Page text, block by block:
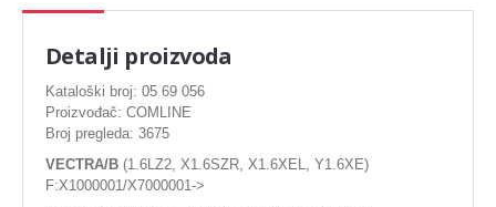
Dihtung kartera
Dihtung komplet
Detalji proizvoda
Kataloški broj: 05 69 056
Proizvođač: COMLINE
Broj pregleda: 3675
VECTRA/B (1.6LZ2, X1.6SZR, X1.6XEL, Y1.6XE)
F:X1000001/X7000001->